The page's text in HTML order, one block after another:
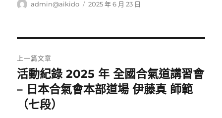
作
admin@aikido
發
2025 年 6 月 23 日
章
導
覽
上一篇文章
上
活動紀錄 2025 年 全國合氣道講習會
– 日本合氣會本部道場 伊藤真 師範
（七段）